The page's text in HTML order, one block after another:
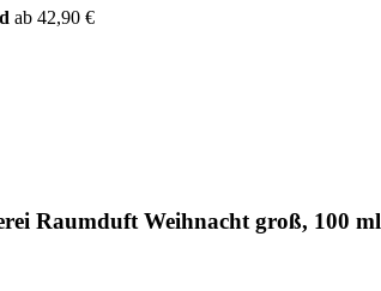
ab 42,90 €
Raumduft Weihnacht groß, 100 ml